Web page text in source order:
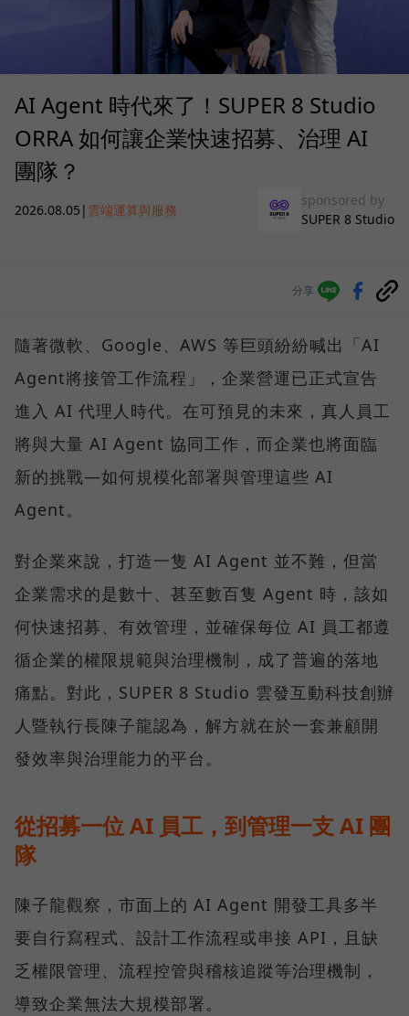
AI Agent 時代來了！SUPER 8 Studio
ORRA 如何讓企業快速招募、治理 AI
團隊？
2026.08.05 | 雲端運算與服務
sponsored by
SUPER 8 Studio
分享
隨著微軟、Google、AWS 等巨頭紛紛喊出「AI
Agent將接管工作流程」，企業營運已正式宣告
進入 AI 代理人時代。在可預見的未來，真人員工
將與大量 AI Agent 協同工作，而企業也將面臨
新的挑戰—如何規模化部署與管理這些 AI
Agent。
對企業來說，打造一隻 AI Agent 並不難，但當
企業需求的是數十、甚至數百隻 Agent 時，該如
何快速招募、有效管理，並確保每位 AI 員工都遵
循企業的權限規範與治理機制，成了普遍的落地
痛點。對此，SUPER 8 Studio 雲發互動科技創辦
人暨執行長陳子龍認為，解方就在於一套兼顧開
發效率與治理能力的平台。
從招募一位 AI 員工，到管理一支 AI 團
隊
陳子龍觀察，市面上的 AI Agent 開發工具多半
要自行寫程式、設計工作流程或串接 API，且缺
乏權限管理、流程控管與稽核追蹤等治理機制，
導致企業無法大規模部署。